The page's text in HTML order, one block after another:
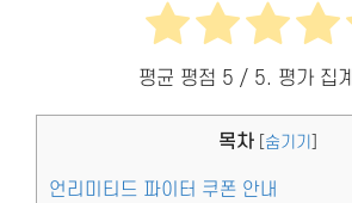
평균 평점 5 / 5. 평가 집계
목차 숨기기
언리미티드 파이터 쿠폰 안내